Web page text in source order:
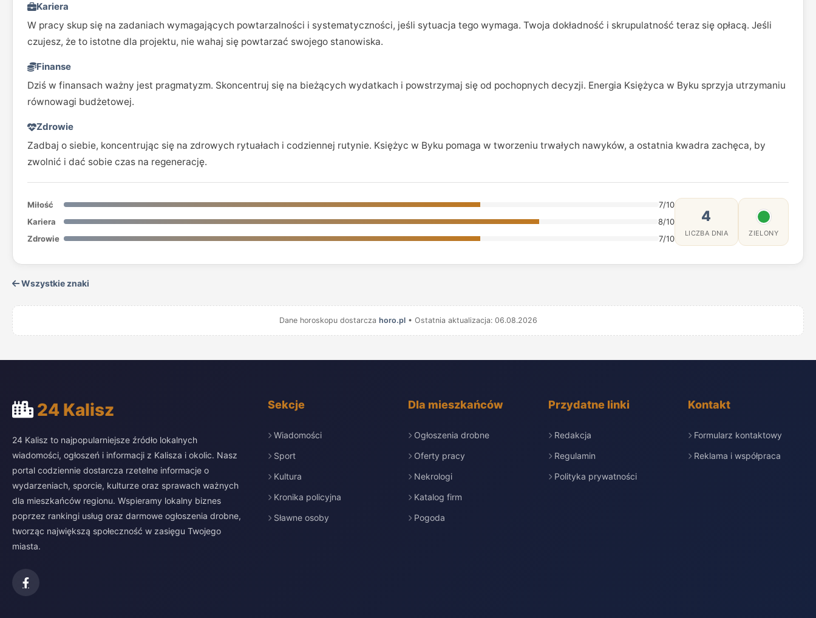
Kariera
W pracy skup się na zadaniach wymagających powtarzalności i systematyczności, jeśli sytuacja tego wymaga. Twoja dokładność i skrupulatność teraz się opłacą. Jeśli
czujesz, że to istotne dla projektu, nie wahaj się powtarzać swojego stanowiska.
Finanse
Dziś w finansach ważny jest pragmatyzm. Skoncentruj się na bieżących wydatkach i powstrzymaj się od pochopnych decyzji. Energia Księżyca w Byku sprzyja utrzymaniu
równowagi budżetowej.
Zdrowie
Zadbaj o siebie, koncentrując się na zdrowych rytuałach i codziennej rutynie. Księżyc w Byku pomaga w tworzeniu trwałych nawyków, a ostatnia kwadra zachęca, by
zwolnić i dać sobie czas na regenerację.
Miłość
7/10
Kariera
8/10
Zdrowie
7/10
4
LICZBA DNIA ZIELONY
Wszystkie znaki
Dane horoskopu dostarcza horo.pl• Ostatnia aktualizacja: 06.08.2026
24 Kalisz
24 Kalisz to najpopularniejsze źródło lokalnych
wiadomości, ogłoszeń i informacji z Kalisza i okolic. Nasz
portal codziennie dostarcza rzetelne informacje o
wydarzeniach, sporcie, kulturze oraz sprawach ważnych
dla mieszkańców regionu. Wspieramy lokalny biznes
poprzez rankingi usług oraz darmowe ogłoszenia drobne,
tworząc największą społeczność w zasięgu Twojego
miasta.
Sekcje
Wiadomości
Sport
Kultura
Kronika policyjna
Sławne osoby
Dla mieszkańców
Ogłoszenia drobne
Oferty pracy
Nekrologi
Katalog firm
Pogoda
Przydatne linki
Redakcja
Regulamin
Polityka prywatności
Kontakt
Formularz kontaktowy
Reklama i współpraca